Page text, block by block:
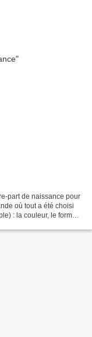
part de naissance pour
où tout a été choisi
: la couleur, le format,